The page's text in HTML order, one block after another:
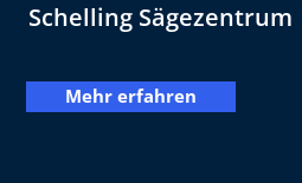
Schelling Sägezentrum
Mehr erfahren